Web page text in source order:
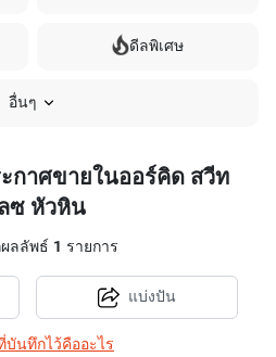
ดีลพิเศษ
อื่นๆ
กาศขายในออร์คิด สวีท
ซ หัวหิน
ลลัพธ์ 1 รายการ
บันทึกไว้คืออะไร
แบ่งปัน